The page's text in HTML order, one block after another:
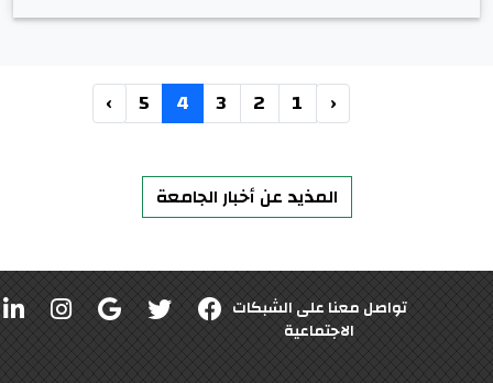
‹
1
2
3
4
5
›
المذيد عن أخبار الجامعة
تواصل معنا على الشبكات
الاجتماعية